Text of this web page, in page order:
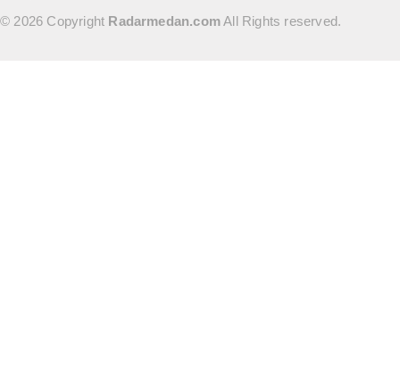
© 2026 Copyright Radarmedan.comAll Rights reserved.